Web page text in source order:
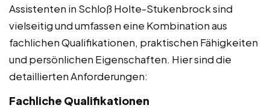
Assistenten in Schloß Holte-Stukenbrock sind
vielseitig und umfassen eine Kombination aus
fachlichen Qualifikationen, praktischen Fähigkeiten
und persönlichen Eigenschaften. Hier sind die
detaillierten Anforderungen:
Fachliche Qualifikationen